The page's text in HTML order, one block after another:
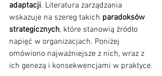
adaptacji. Literatura zarządzania
wskazuje na szereg takich paradoksów
strategicznych, które stanowią źródło
napięć w organizacjach. Poniżej
omówiono najważniejsze z nich, wraz z
ich genezą i konsekwencjami w praktyce.